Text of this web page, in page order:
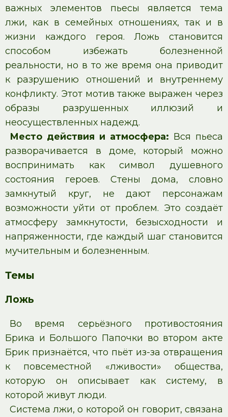
важных элементов пьесы является тема
лжи, как в семейных отношениях, так и в
жизни каждого героя. Ложь становится
способом избежать болезненной
реальности, но в то же время она приводит
к разрушению отношений и внутреннему
конфликту. Этот мотив также выражен через
образы разрушенных иллюзий и
неосуществленных надежд.
Место действия и атмосфера: Вся пьеса
разворачивается в доме, который можно
воспринимать как символ душевного
состояния героев. Стены дома, словно
замкнутый круг, не дают персонажам
возможности уйти от проблем. Это создаёт
атмосферу замкнутости, безысходности и
напряженности, где каждый шаг становится
мучительным и болезненным.
Темы
Ложь
Во время серьёзного противостояния
Брика и Большого Папочки во втором акте
Брик признаётся, что пьёт из-за отвращения
к повсеместной «лживости» общества,
которую он описывает как систему, в
которой живут люди.
Система лжи, о которой он говорит, связана